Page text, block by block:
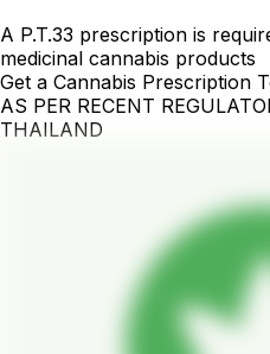
A P.T.33 prescription is
medicinal cannabis products
Get a Cannabis Prescription
AS PER RECENT
THAILAND